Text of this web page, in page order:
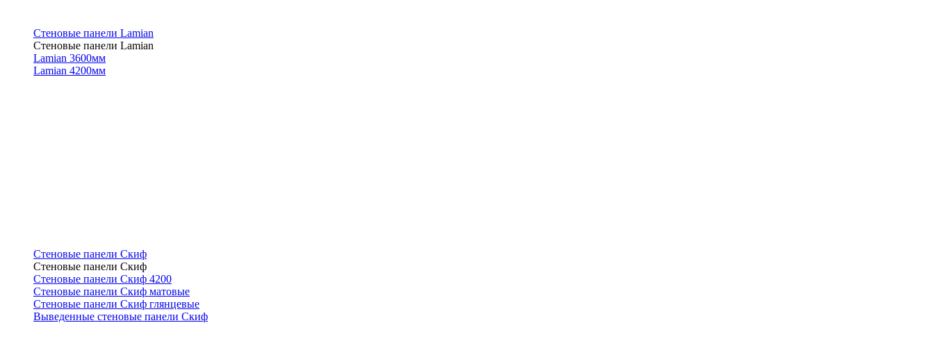
Стеновые панели Lamian
Стеновые панели Lamian
Lamian 3600мм
Lamian 4200мм
Стеновые панели Скиф
Стеновые панели Скиф
Стеновые панели Скиф 4200
Стеновые панели Скиф матовые
Стеновые панели Скиф глянцевые
Выведенные стеновые панели Скиф